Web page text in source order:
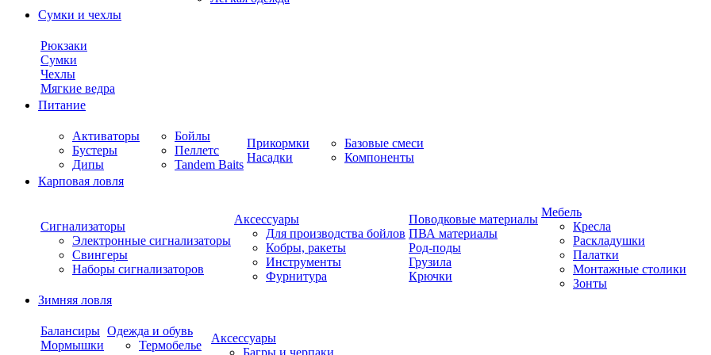
Сумки и чехлы
Рюкзаки
Сумки
Чехлы
Мягкие ведра
Питание
Активаторы
Бустеры
Дипы
Бойлы
Пеллетс
Tandem Baits
Прикормки
Насадки
Базовые смеси
Компоненты
Карповая ловля
Сигнализаторы
Электронные сигнализаторы
Свингеры
Наборы сигнализаторов
Аксессуары
Для производства бойлов
Кобры, ракеты
Инструменты
Фурнитура
Поводковые материалы
ПВА материалы
Род-поды
Грузила
Крючки
Мебель
Кресла
Раскладушки
Палатки
Монтажные столики
Зонты
Зимняя ловля
Балансиры
Мормышки
Одежда и обувь
Термобелье
Аксессуары